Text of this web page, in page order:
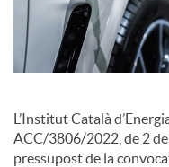
o
n
t
L’Institut Català
ACC/3806/2022, de 2
pressupost de la